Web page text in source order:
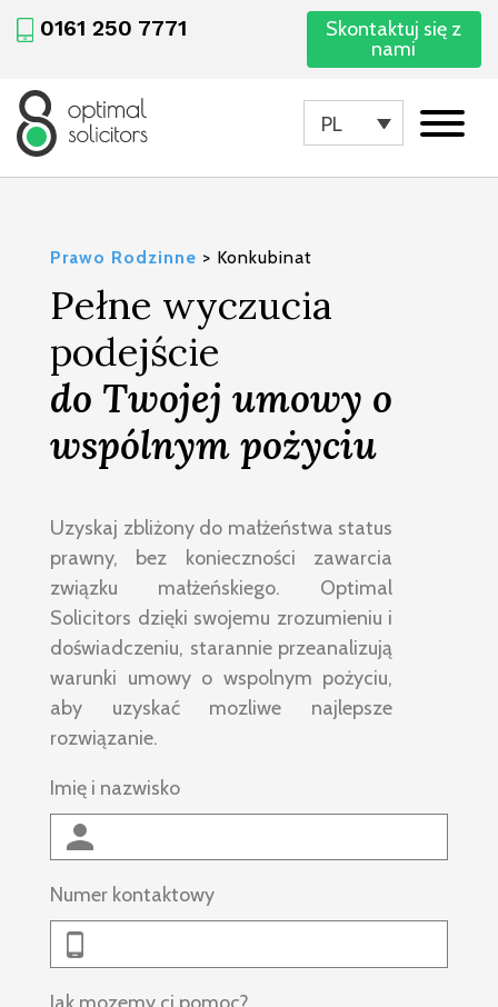
0161 250 7771
Skontaktuj się z
nami
PL
Prawo Rodzinne > Konkubinat
Pełne wyczucia
podejście
do Twojej umowy o
wspólnym pożyciu
Uzyskaj zbliżony do małżeństwa status
prawny, bez konieczności zawarcia
związku małżeńskiego. Optimal
Solicitors dzięki swojemu zrozumieniu i
doświadczeniu, starannie przeanalizują
warunki umowy o wspolnym pożyciu,
aby uzyskać mozliwe najlepsze
rozwiązanie.
Imię i nazwisko
Numer kontaktowy